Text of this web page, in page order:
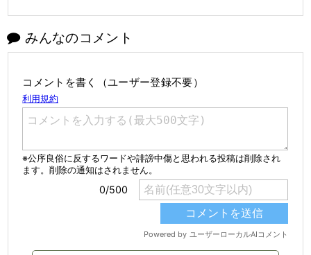
みんなのコメント
コメントを書く（ユーザー登録不要）